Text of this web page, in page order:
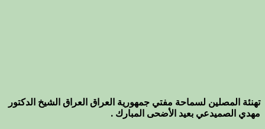
تهنئة المصلين لسماحة مفتي جمهورية العراق العراق الشيخ الدكتور
مهدي الصميدعي بعيد الأضحى المبارك .